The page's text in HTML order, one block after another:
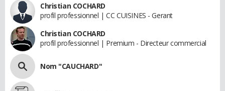
Christian COCHARD
profil professionnel | CC CUISINES - Gerant
Christian COCHARD
profil professionnel | Premium - Directeur commercial
Nom "CAUCHARD"